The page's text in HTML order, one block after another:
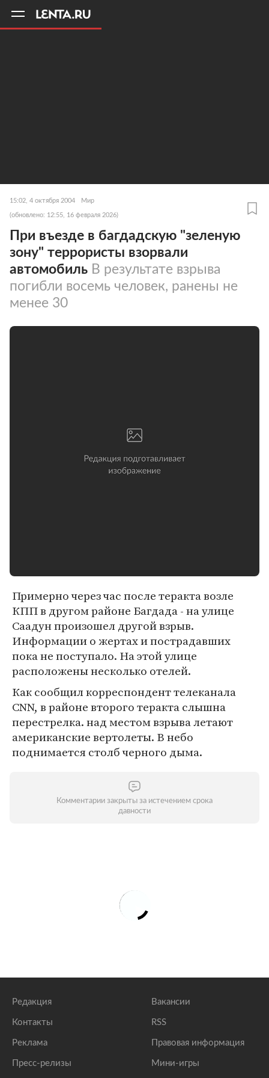
15:02, 4 октября 2004 Мир
(обновлено: 12:55, 16 февраля 2026)
При въезде в багдадскую "зеленую
зону" террористы взорвали
автомобиль В результате взрыва
погибли восемь человек, ранены не
менее 30
Примерно через час после теракта возле
КПП в другом районе Багдада - на улице
Саадун произошел другой взрыв.
Информации о жертах и пострадавших
пока не поступало. На этой улице
расположены несколько отелей.
Как сообщил корреспондент телеканала
CNN, в районе второго теракта слышна
перестрелка. над местом взрыва летают
американские вертолеты. В небо
поднимается столб черного дыма.
Комментарии закрыты за истечением срока
давности
Редакция
Контакты
Реклама
Пресс-релизы
Вакансии
RSS
Правовая информация
Мини-игры